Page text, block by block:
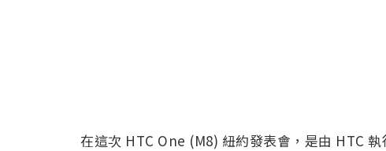
在這次 HTC One (M8) 紐約發表會，是由 HTC